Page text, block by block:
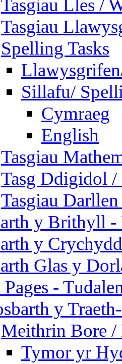
Tasgiau Lles /
Tasgiau
Spelling Tasks
Sillafu/
Cymraeg
English
Tasgiau
Tasg Ddigidol
Tasgiau
y Brithyll
y
Glas y
Pages -
y
Meithrin Bore
Tymor yr